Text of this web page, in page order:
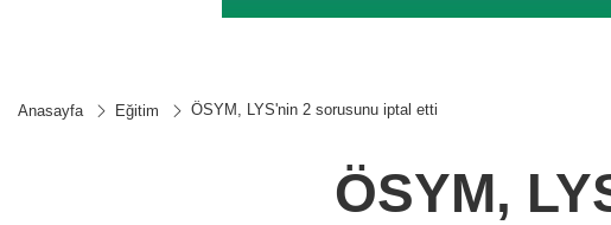
Anasayfa Eğitim ÖSYM, LYS'nin 2 sorusunu iptal etti
ÖSYM,